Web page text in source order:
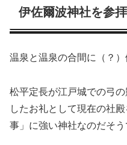
伊佐爾波神社を参拝
温泉と温泉の合間に（？
松平定長が江戸城での弓
したお礼として現在の社
事」に強い神社なのだそう